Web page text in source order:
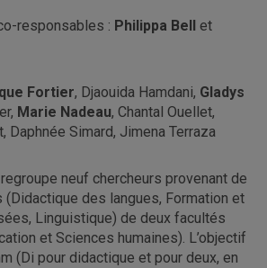
responsables : Philippa Bell et
Fortier, Djaouida Hamdani, Gladys
Marie Nadeau, Chantal Ouellet,
Daphnée Simard, Jimena Terraza
regroupe neuf chercheurs provenant de
des langues, Formation et
Linguistique) de deux facultés
et Sciences humaines). L’objectif
(Di pour didactique et pour deux, en